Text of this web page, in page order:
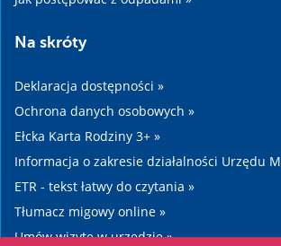
Na skróty
Deklaracja dostępności »
Ochrona danych osobowych »
Ełcka Karta Rodziny 3+ »
Informacja o zakresie działalności Urzędu
ETR - tekst łatwy do czytania »
Tłumacz migowy online »
Umów wizytę w urzędzie »